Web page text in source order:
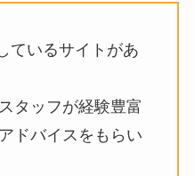
ているサイトがあ
タッフが経験豊富
ドバイスをもらい